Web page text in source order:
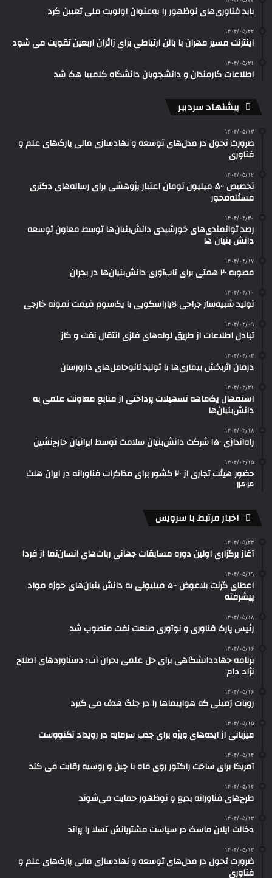
باید فناوری‌های نوظهور را به‌عنوان اولویت ملی تعیین کرد
۱۴۰۴/۰۵/۲۲
اینترنت مسیر مهران با بالن ارتباطی برای زائران اربعین تقویت می شود
۱۴۰۴/۰۵/۲۱
اطلاعات کارمندان و دانشجویان دانشگاه کلمبیا هک شد
پیشنهاد سردبیر
۱۴۰۴/۰۵/۱۳
ضرورت تحول در مدل‌های توسعه و نهادسازی مالی پارک‌های علم و
فناوری
۱۴۰۴/۰۵/۱۲
تخصیص ۵۰۰ میلیون تومان اعتبار پژوهشی برای رساله‌های دکتری
مسئله‌محور
۱۴۰۴/۰۴/۳۰
رصد توانمندی‌های خورشیدی دانش‌بنیان‌ها توسط معاون توسعه
دانش‌ بنیان ها
۱۴۰۴/۰۴/۱۷
مصوبه ۲۰ همتی برای تاب‌آوری دانش‌بنیان‌ها در بحران
۱۴۰۴/۰۴/۱۰
تولید شبیه‌ساز جراحی لاپاراسکوپی با یک‌سوم قیمت نمونه خارجی
۱۴۰۴/۰۴/۰۹
تبادل اطلاعات از طریق لوله‌های فلزی انتقال نفت و گاز
۱۴۰۴/۰۴/۰۳
درمان اثربخش بیماری‌ها با تولید نانوحامل‌های دارورسان
۱۴۰۴/۰۳/۳۱
استمهال یک‌ماهه تسهیلات پرداختی از منابع معاونت علمی به
دانش‌بنیان‌ها
۱۴۰۴/۰۳/۱۸
راه‌اندازی ۱۵۰ شرکت دانش‌بنیان سلامت توسط ایرانیان خارج‌نشین
۱۴۰۴/۰۳/۱۵
حضور هیئت تجاری از ۲۰ کشور برای مذاکرات فناورانه در ایران هلث
۱۴۰۴
اخبار مرتبط با سرویس
۱۴۰۴/۰۵/۲۳
آغاز برگزاری اولین دوره مسابقات جهانی ربات‌های انسان‌نما از فردا
۱۴۰۴/۰۵/۱۹
اعطای گرنت بلاعوض ۵۰۰ میلیونی به دانش بنیان‌های حوزه مواد
پیشرفته
۱۴۰۴/۰۵/۱۸
رئیس پارک فناوری و نوآوری صنعت نفت منصوب شد
۱۴۰۴/۰۵/۱۶
برنامه جهاددانشگاهی برای حل علمی بحران آب؛ دستاوردهای اصلاح
نژاد دام
۱۴۰۴/۰۵/۱۶
روبات زمینی که هواپیماها را در جنگ هدف می گیرد
۱۴۰۴/۰۵/۱۵
میزبانی از ایده‌های ویژه برای جذب سرمایه در رویداد تکنووست
۱۴۰۴/۰۵/۱۴
آمریکا برای ساخت راکتور روی ماه با چین و روسیه رقابت می کند
۱۴۰۴/۰۵/۱۴
طرح‌های فناورانه بدیع و نوظهور حمایت می‌شوند
۱۴۰۴/۰۵/۱۳
دخالت ایلان ماسک در سیاست مشتریانش تسلا را پراند
۱۴۰۴/۰۵/۱۳
ضرورت تحول در مدل‌های توسعه و نهادسازی مالی پارک‌های علم و
فناوری